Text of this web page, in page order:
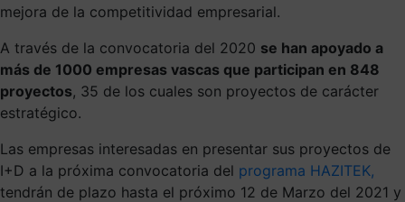
mejora de la competitividad empresarial.
A través de la convocatoria del 2020 se han apoyado a
más de 1000 empresas vascas que participan en 848
proyectos, 35 de los cuales son proyectos de carácter
estratégico.
Las empresas interesadas en presentar sus proyectos de
I+D a la próxima convocatoria del programa HAZITEK,
tendrán de plazo hasta el próximo 12 de Marzo del 2021 y